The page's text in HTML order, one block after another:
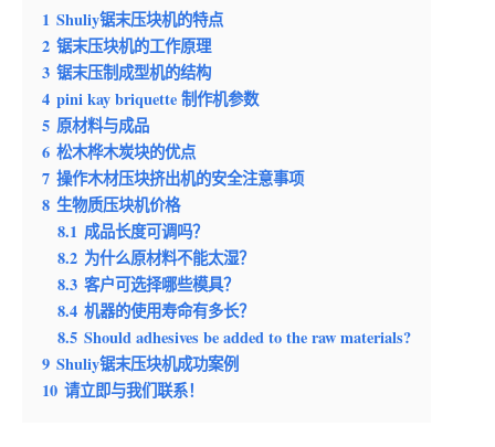
1 Shuliy锯末压块机的特点
2 锯末压块机的工作原理
3 锯末压制成型机的结构
4 pini kay briquette 制作机参数
5 原材料与成品
6 松木桦木炭块的优点
7 操作木材压块挤出机的安全注意事项
8 生物质压块机价格
8.1 成品长度可调吗？
8.2 为什么原材料不能太湿？
8.3 客户可选择哪些模具？
8.4 机器的使用寿命有多长？
8.5 Should adhesives be added to the raw materials?
9 Shuliy锯末压块机成功案例
10 请立即与我们联系！